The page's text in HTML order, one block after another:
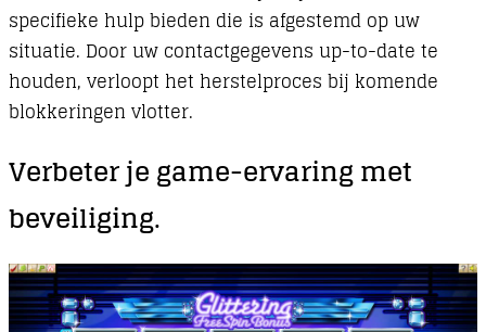
specifieke hulp bieden die is afgestemd op uw
situatie. Door uw contactgegevens up-to-date te
houden, verloopt het herstelproces bij komende
blokkeringen vlotter.
Verbeter je game-ervaring met
beveiliging.